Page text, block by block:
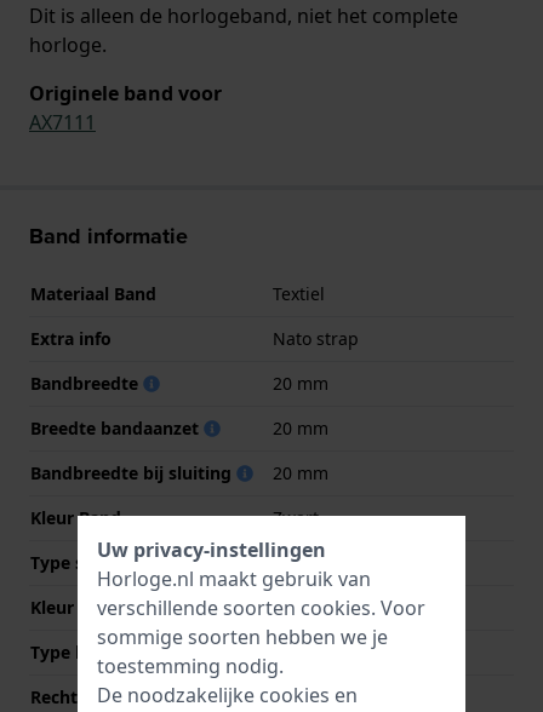
Dit is alleen de horlogeband, niet het complete
horloge.
Originele band voor
AX7111
Band informatie
Materiaal Band
Textiel
Extra info
Nato strap
Bandbreedte
20 mm
Breedte bandaanzet
20 mm
Bandbreedte bij sluiting
20 mm
Kleur Band
Zwart
Type sluiting
Gesp
Kleur sluiting
Zilver
Type bevestiging
Quick release pushpins
Rechte bandaanzet
Ja
Uw privacy-instellingen
Horloge.nl maakt gebruik van
verschillende soorten cookies. Voor
sommige soorten hebben we je
toestemming nodig.
De noodzakelijke cookies en